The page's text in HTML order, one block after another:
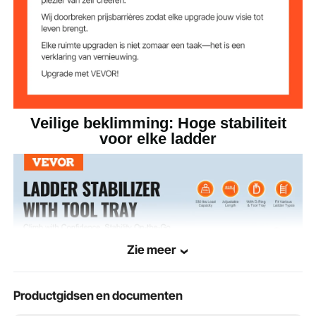
Veilige beklimming: Hoge stabiliteit
voor elke ladder
Zie meer
Productgidsen en documenten